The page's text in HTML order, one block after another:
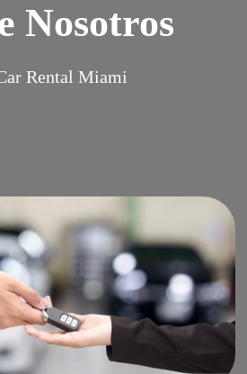
Nosotros
Rental Miami